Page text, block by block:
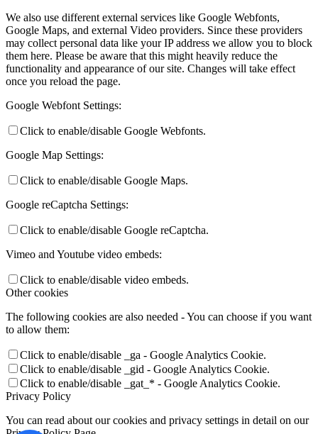
We also use different external services like Google Webfonts,
Google Maps, and external Video providers. Since these providers
may collect personal data like your IP address we allow you to block
them here. Please be aware that this might heavily reduce the
functionality and appearance of our site. Changes will take effect
once you reload the page.
Google Webfont Settings:
Click to enable/disable Google Webfonts.
Google Map Settings:
Click to enable/disable Google Maps.
Google reCaptcha Settings:
Click to enable/disable Google reCaptcha.
Vimeo and Youtube video embeds:
Click to enable/disable video embeds.
Other cookies
The following cookies are also needed - You can choose if you want
to allow them:
Click to enable/disable _ga - Google Analytics Cookie.
Click to enable/disable _gid - Google Analytics Cookie.
Click to enable/disable _gat_* - Google Analytics Cookie.
Privacy Policy
You can read about our cookies and privacy settings in detail on our